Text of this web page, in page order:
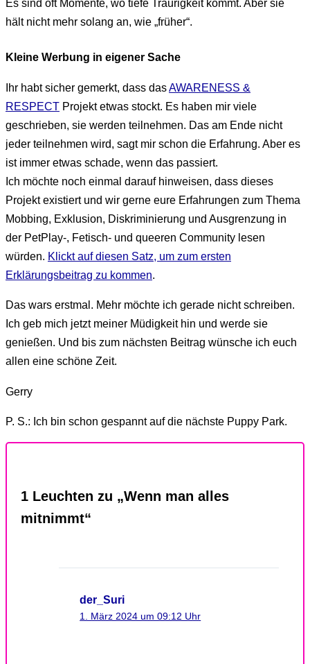
Es sind oft Momente, wo tiefe Traurigkeit kommt. Aber sie
hält nicht mehr solang an, wie „früher“.
Kleine Werbung in eigener Sache
Ihr habt sicher gemerkt, dass dasAWARENESS &
RESPECT Projekt etwas stockt. Es haben mir viele
geschrieben, sie werden teilnehmen. Das am Ende nicht
jeder teilnehmen wird, sagt mir schon die Erfahrung. Aber es
ist immer etwas schade, wenn das passiert.
Ich möchte noch einmal darauf hinweisen, dass dieses
Projekt existiert und wir gerne eure Erfahrungen zum Thema
Mobbing, Exklusion, Diskriminierung und Ausgrenzung in
der PetPlay-, Fetisch- und queeren Community lesen
würden. Klickt auf diesen Satz, um zum ersten
Erklärungsbeitrag zu kommen.
Das wars erstmal. Mehr möchte ich gerade nicht schreiben.
Ich geb mich jetzt meiner Müdigkeit hin und werde sie
genießen. Und bis zum nächsten Beitrag wünsche ich euch
allen eine schöne Zeit.
Gerry
P. S.: Ich bin schon gespannt auf die nächste Puppy Park.
1 Leuchten zu „Wenn man alles
mitnimmt“
der_Suri
1. März 2024 um 09:12 Uhr